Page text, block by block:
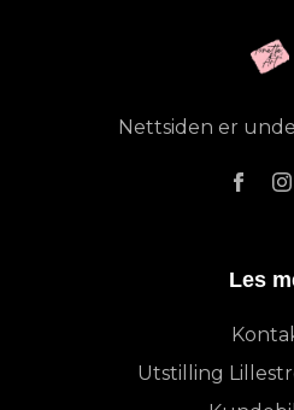
Nettsiden er
Les
Utstilling